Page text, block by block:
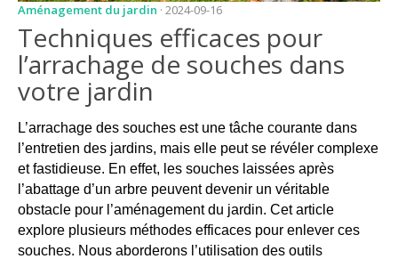
ENTRETIEN
PISCINE
ENTRETIEN
LIGNE JARDIN
INFO PAYSAGISTE
GUIDE JARDIN ET
PAYSAGE
Aménagement du jardin · 2024-09-16
Techniques efficaces pour
l’arrachage de souches dans
votre jardin
L’arrachage des souches est une tâche courante dans
l’entretien des jardins, mais elle peut se révéler complexe
et fastidieuse. En effet, les souches laissées après
l’abattage d’un arbre peuvent devenir un véritable
obstacle pour l’aménagement du jardin. Cet article
explore plusieurs méthodes efficaces pour enlever ces
souches. Nous aborderons l’utilisation des outils